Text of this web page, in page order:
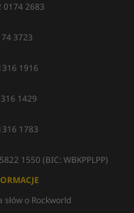
0174 2683
3723
1916
1429
1783
1550 (BIC: WBKPPLPP)
słów o Rockworld